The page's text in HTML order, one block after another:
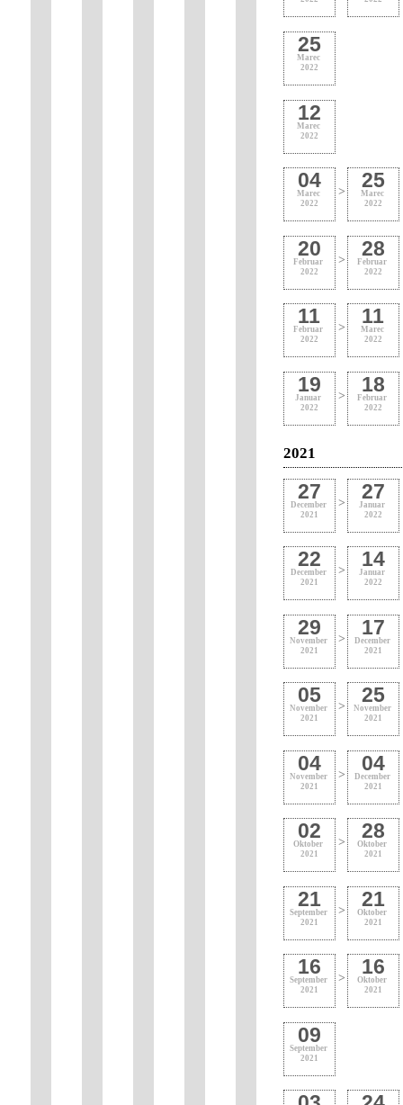
25
Marec
2022
12
Marec
2022
04
Marec
2022
> 25
Marec
2022
20
Februar
2022
> 28
Februar
2022
11
Februar
2022
> 11
Marec
2022
19
Januar
2022
> 18
Februar
2022
2021
27
December
2021
> 27
Januar
2022
22
December
2021
> 14
Januar
2022
29
November
2021
> 17
December
2021
05
November
2021
> 25
November
2021
04
November
2021
> 04
December
2021
02
Oktober
2021
> 28
Oktober
2021
21
September
2021
> 21
Oktober
2021
16
September
2021
> 16
Oktober
2021
09
September
2021